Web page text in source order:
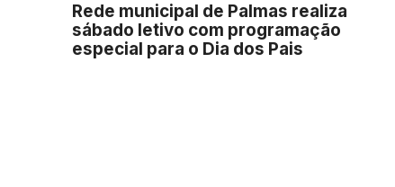
Rede municipal de Palmas realiza
sábado letivo com programação
especial para o Dia dos Pais